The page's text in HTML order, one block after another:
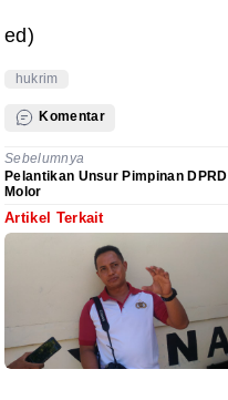
ed)
hukrim
Komentar
Sebelumnya
Pelantikan Unsur Pimpinan DPRD
Molor
Artikel Terkait